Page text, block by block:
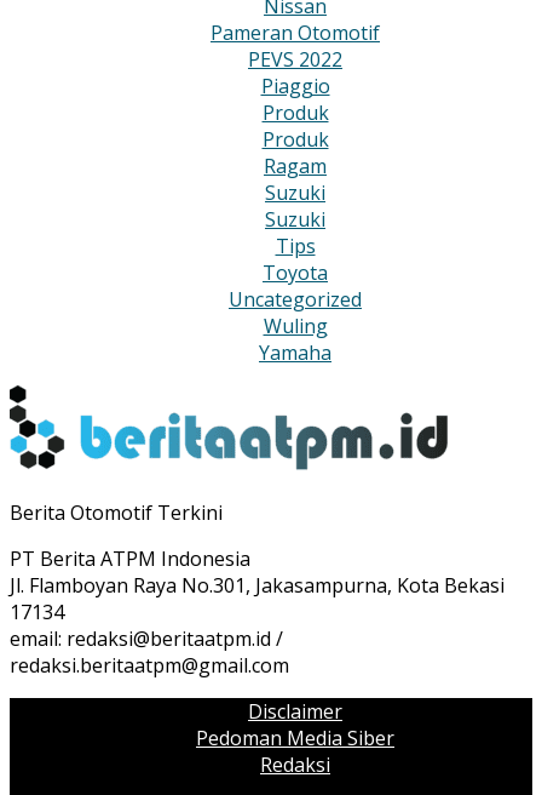
Nissan
Pameran Otomotif
PEVS 2022
Piaggio
Produk
Produk
Ragam
Suzuki
Suzuki
Tips
Toyota
Uncategorized
Wuling
Yamaha
Berita Otomotif Terkini
PT Berita ATPM Indonesia
Jl. Flamboyan Raya No.301, Jakasampurna, Kota Bekasi
17134
email: redaksi@beritaatpm.id /
redaksi.beritaatpm@gmail.com
Disclaimer
Pedoman Media Siber
Redaksi